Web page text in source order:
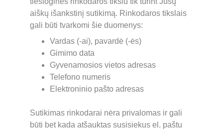
aiškų išankstinį sutikimą. Rinkodaros tikslais
gali būti tvarkomi šie duomenys:
Vardas (-ai), pavardė (-ės)
Gimimo data
Gyvenamosios vietos adresas
Telefono numeris
Elektroninio pašto adresas
Sutikimas rinkodarai nėra privalomas ir gali
būti bet kada atšauktas susisiekus el. paštu